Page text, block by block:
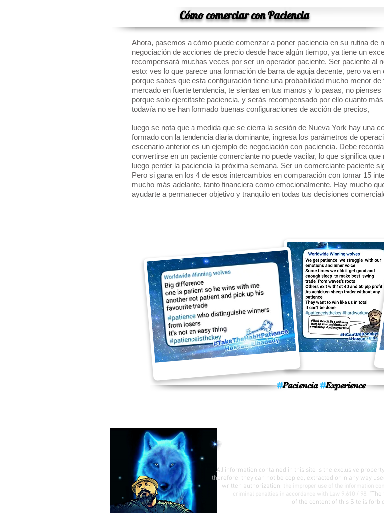
Cómo comerciar con Paciencia
Ahora, pasemos a cómo puede comenzar a poner paciencia en su rutina de
negociación de acciones de precio desde hace algún tiempo, ya tiene un
recompensará muchas veces por ser un operador paciente. Ser paciente al
esto: ves lo que parece una formación de barra de aguja decente, pero va
porque sabes que esta configuración tiene una probabilidad mucho menor
mercado en fuerte tendencia, te sientas en tus manos y lo pasas, no
porque solo ejercitaste paciencia, y serás recompensado por ello cuanto
todavía no se han formado buenas configuraciones de acción de precios,
luego se nota que a medida que se cierra la sesión de Nueva York hay una
formado con la tendencia diaria dominante, ingresa los parámetros de
escenario anterior es un ejemplo de negociación con paciencia. Debe
convertirse en un paciente comerciante no puede vacilar, lo que significa
luego perder la paciencia la próxima semana. Ser un comerciante paciente
Pero si gana en los 4 de esos intercambios en comparación con tomar 15
mucho más adelante, tanto financiera como emocionalmente. Hay mucho
ayudarte a permanecer objetivo y tranquilo en todas tus decisiones
#Paciencia #Experience
All information contained in this site is the exclusive
therefore, they can not be copied, extracted or in any way
written authorization. the improper use of the information
criminal penalties in accordance with Law 9.610 / 98.
of the content of this Site is